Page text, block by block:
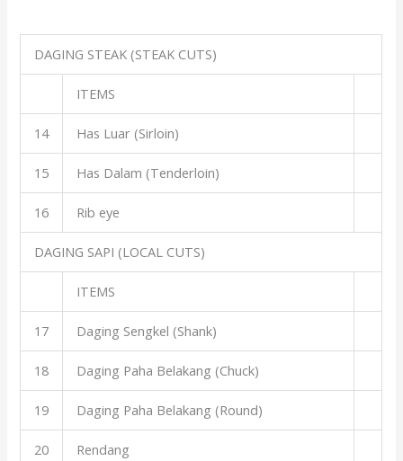
DAGING STEAK (STEAK CUTS)
ITEMS
14 Has Luar (Sirloin)
15 Has Dalam (Tenderloin)
16 Rib eye
DAGING SAPI (LOCAL CUTS)
ITEMS
17 Daging Sengkel (Shank)
18 Daging Paha Belakang (Chuck)
19 Daging Paha Belakang (Round)
20 Rendang